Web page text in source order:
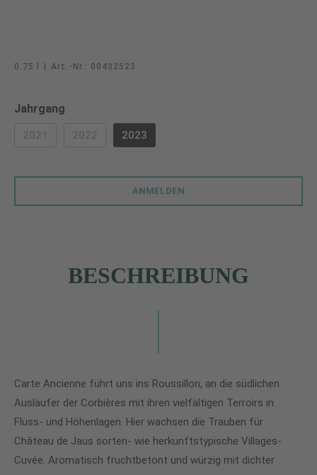
0.75 l Art.-Nr.: 00432523
Jahrgang
(DIESE OPTION IST ZURZEIT NICHT VERFÜGBAR.)
(DIESE OPTION IST ZURZEIT NICHT VERFÜGBAR.)
2023
ANMELDEN
BESCHREIBUNG
Carte Ancienne führt uns ins Roussillon, an die südlichen
Ausläufer der Corbières mit ihren vielfältigen Terroirs in
Fluss- und Höhenlagen. Hier wachsen die Trauben für
Château de Jaus sorten- wie herkunftstypische Villages-
Cuvée. Aromatisch fruchtbetont und würzig mit dichter